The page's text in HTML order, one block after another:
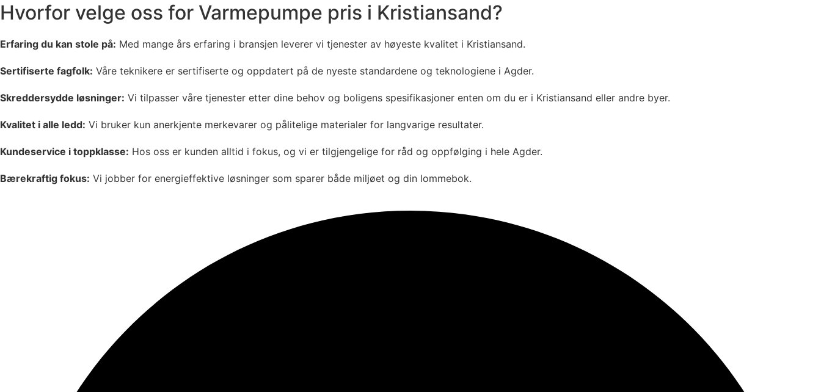
Hvorfor velge oss for Varmepumpe pris i Kristiansand?
Erfaring du kan stole på: Med mange års erfaring i bransjen leverer vi tjenester av høyeste kvalitet i Kristiansand.
Sertifiserte fagfolk: Våre teknikere er sertifiserte og oppdatert på de nyeste standardene og teknologiene i Agder.
Skreddersydde løsninger: Vi tilpasser våre tjenester etter dine behov og boligens spesifikasjoner enten om du er i Kristiansand eller andre byer.
Kvalitet i alle ledd: Vi bruker kun anerkjente merkevarer og pålitelige materialer for langvarige resultater.
Kundeservice i toppklasse: Hos oss er kunden alltid i fokus, og vi er tilgjengelige for råd og oppfølging i hele Agder.
Bærekraftig fokus: Vi jobber for energieffektive løsninger som sparer både miljøet og din lommebok.